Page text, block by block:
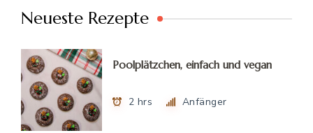
Neueste Rezepte
Poolplätzchen, einfach und vegan
2 hrs Anfänger